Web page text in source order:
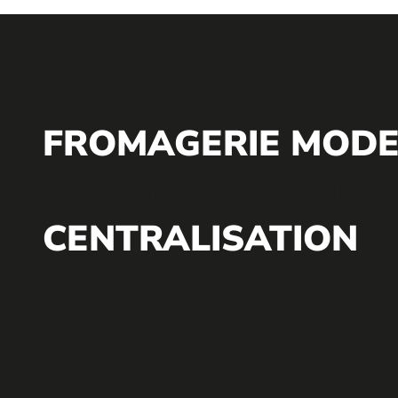
FROMAGERIE
CENTRALISATION